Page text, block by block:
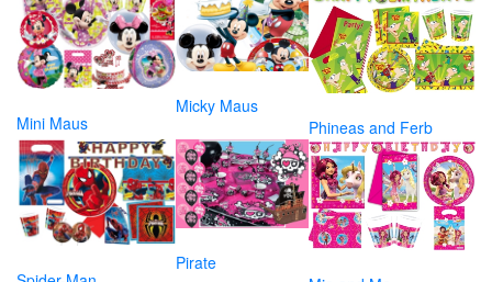
Mini Maus
Micky Maus
Phineas and Ferb
Pirate